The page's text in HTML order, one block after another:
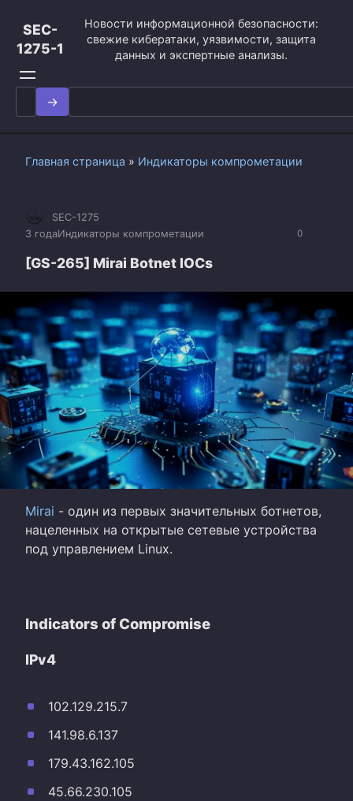
контенту
SEC-
1275-1
Новости информационной безопасности:
свежие кибератаки, уязвимости, защита
данных и экспертные анализы.
Search
for:
Главная страница » Индикаторы компрометации
0
SEC-1275
3 годаИндикаторы компрометации
[GS-265] Mirai Botnet IOCs
Mirai - один из первых значительных ботнетов,
нацеленных на открытые сетевые устройства
под управлением Linux.
Indicators of Compromise
IPv4
102.129.215.7
141.98.6.137
179.43.162.105
45.66.230.105